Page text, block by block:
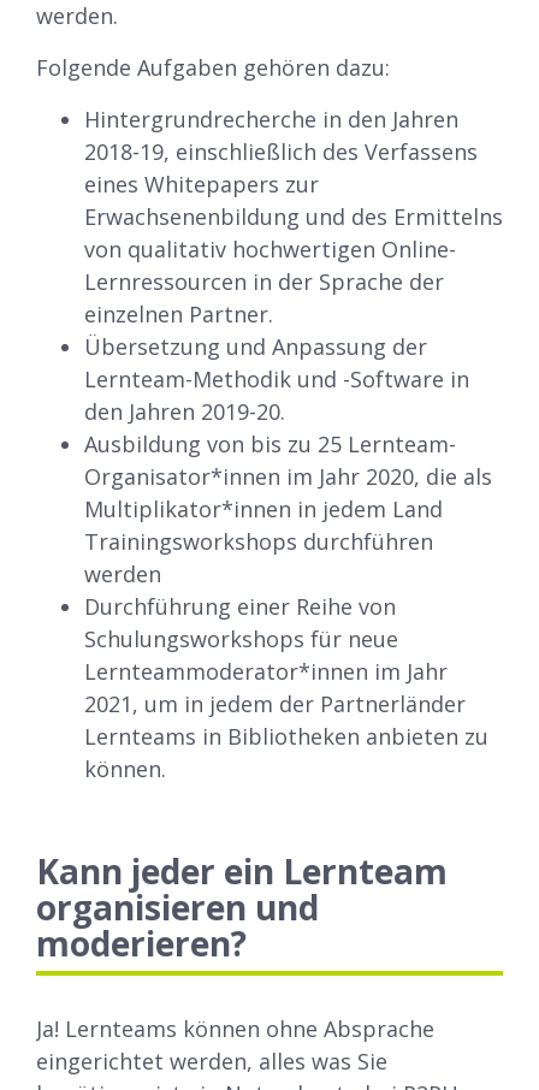
werden.
Folgende Aufgaben gehören dazu:
Hintergrundrecherche in den Jahren
2018-19, einschließlich des Verfassens
eines Whitepapers zur
Erwachsenenbildung und des Ermittelns
von qualitativ hochwertigen Online-
Lernressourcen in der Sprache der
einzelnen Partner.
Übersetzung und Anpassung der
Lernteam-Methodik und -Software in
den Jahren 2019-20.
Ausbildung von bis zu 25 Lernteam-
Organisator*innen im Jahr 2020, die als
Multiplikator*innen in jedem Land
Trainingsworkshops durchführen
werden
Durchführung einer Reihe von
Schulungsworkshops für neue
Lernteammoderator*innen im Jahr
2021, um in jedem der Partnerländer
Lernteams in Bibliotheken anbieten zu
können.
Kann jeder ein Lernteam
organisieren und
moderieren?
Ja! Lernteams können ohne Absprache
eingerichtet werden, alles was Sie